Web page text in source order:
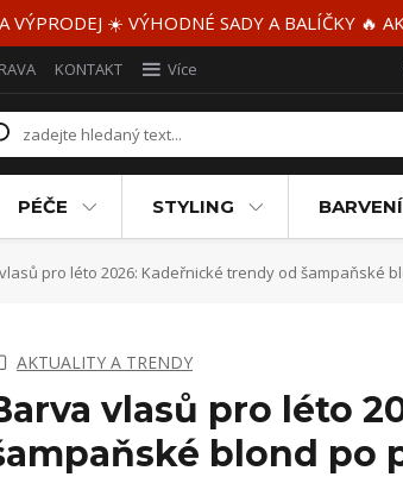
VÝPRODEJ ☀️ VÝHODNÉ SADY A BALÍČKY 🔥
KONTAKT Více
PÉČE STYLING BARVENÍ
pro léto 2026: Kadeřnické trendy od šampaňské
AKTUALITY A TRENDY
vlasů pro léto
blond po